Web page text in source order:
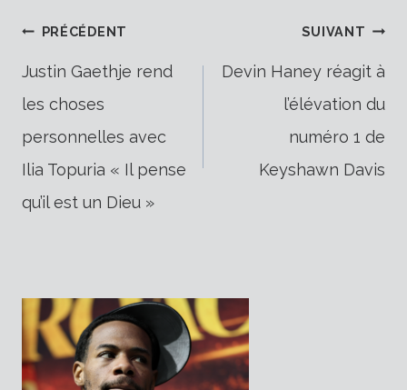
Navigation
de
l’article
PRÉCÉDENT
Justin Gaethje rend
les choses
personnelles avec
Ilia Topuria « Il pense
qu’il est un Dieu »
SUIVANT
Devin Haney réagit à
l’élévation du
numéro 1 de
Keyshawn Davis